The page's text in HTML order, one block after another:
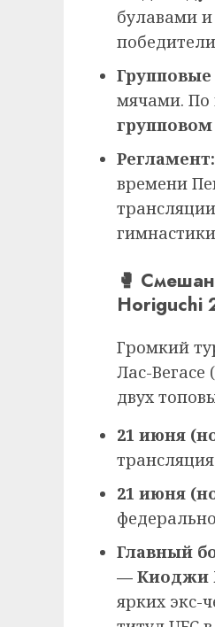
булавами
мячами. По
Регламент:
времени
🥊
Horiguchi
Громкий
Лас-
двух
21 июня
21 июня
Главный
— Киоджи
ярких экс-